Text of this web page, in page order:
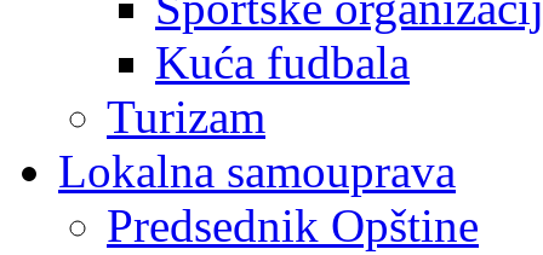
Kuća fudbala
Turizam
Lokalna samouprava
Predsednik Opštine